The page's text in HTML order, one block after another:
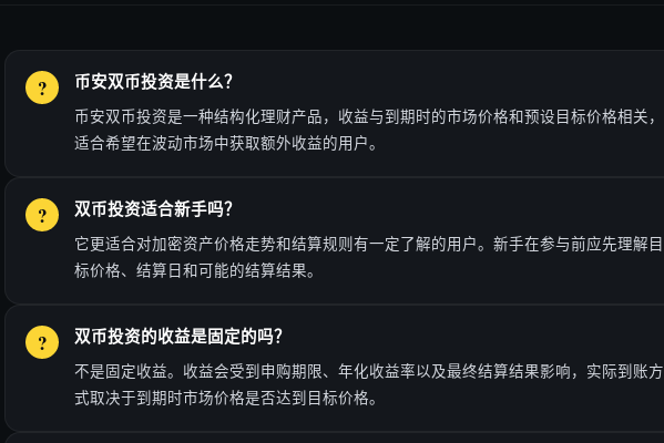
币安双币投资是什么？
币安双币投资是一种结构化理财产品，收益与到期时的市场价格和预设目标价格相关，
适合希望在波动市场中获取额外收益的用户。
双币投资适合新手吗？
它更适合对加密资产价格走势和结算规则有一定了解的用户。新手在参与前应先理解目
标价格、结算日和可能的结算结果。
双币投资的收益是固定的吗？
不是固定收益。收益会受到申购期限、年化收益率以及最终结算结果影响，实际到账方
式取决于到期时市场价格是否达到目标价格。